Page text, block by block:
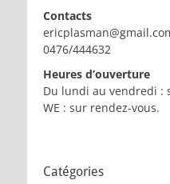
Contacts
0476/444632
Heures d’ouverture
Du lundi au vendredi :
WE : sur rendez-vous.
Catégories